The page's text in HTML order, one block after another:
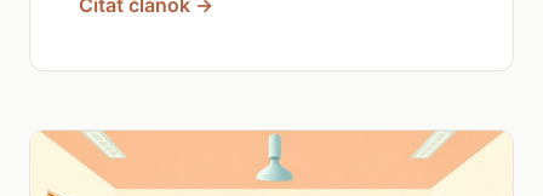
Čítať článok →